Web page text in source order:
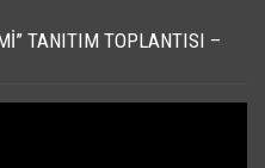
TANITIM TOPLANTISI –